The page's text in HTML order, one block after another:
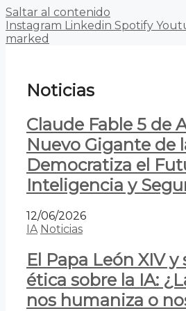
Saltar al contenido
Instagram Linkedin Spotify
marked
Noticias
Claude Fable 5 de
Nuevo Gigante de
Democratiza el
Inteligencia y
12/06/2026
IA Noticias
El Papa León XIV
ética sobre la IA:
nos humaniza o